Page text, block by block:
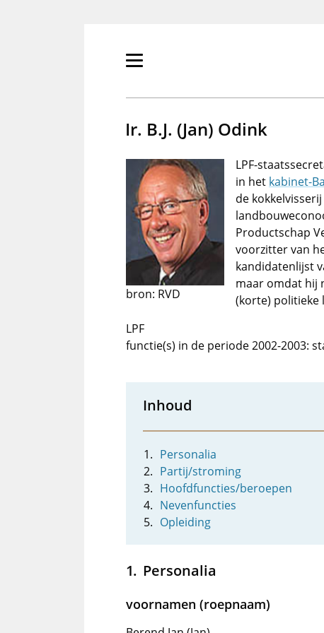
Primair
tonen/verbergen
Ir. B.J. (Jan) Odink
bron: RVD
LPF-
in het kabinet-
de
Productschap
voorzitter van
kandidatenlijst
maar omdat hij
(korte) politieke
LPF
functie(s) in de periode 2002-2003:
Inhoud
Personalia
Partij/stroming
Hoofdfuncties/beroepen
Nevenfuncties
Opleiding
Personalia
voornamen (roepnaam)